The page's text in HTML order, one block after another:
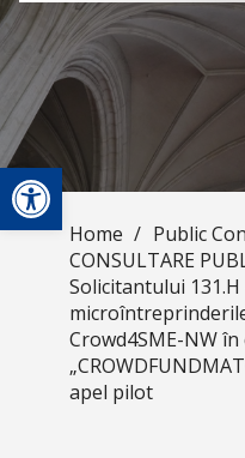
Open toolbar
Home / Public
CONSULTARE
Solicitantului
Crowd4SME-NW în
apel pilot